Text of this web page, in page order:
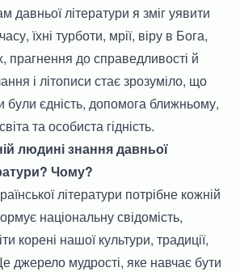
давньої літератури я зміг уявити
їхні турботи, мрії, віру в Бога,
прагнення до справедливості й
і літописи стає зрозуміло, що
були єдність, допомога ближньому,
та особиста гідність.
людині знання давньої
Чому?
літератури потрібне кожній
національну свідомість,
корені нашої культури, традиції,
джерело мудрості, яке навчає бути